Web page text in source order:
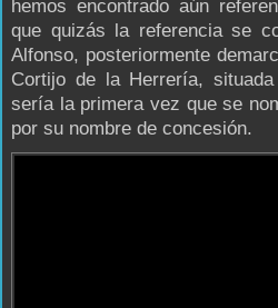
hemos encontrado aún
que quizás la referencia se
Alfonso, posteriormente
Cortijo de la Herrería,
sería la primera vez que se
por su nombre de concesión.